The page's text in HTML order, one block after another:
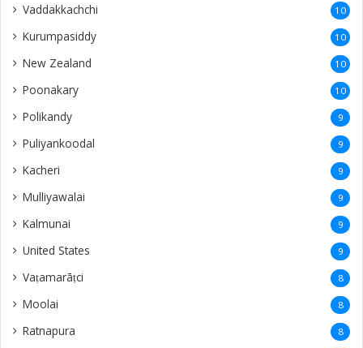
Vaddakkachchi 10
Kurumpasiddy 10
New Zealand 10
Poonakary 10
Polikandy 9
Puliyankoodal 9
Kacheri 9
Mulliyawalai 9
Kalmunai 9
United States 9
Vaṭamarāṭci 8
Moolai 8
Ratnapura 8